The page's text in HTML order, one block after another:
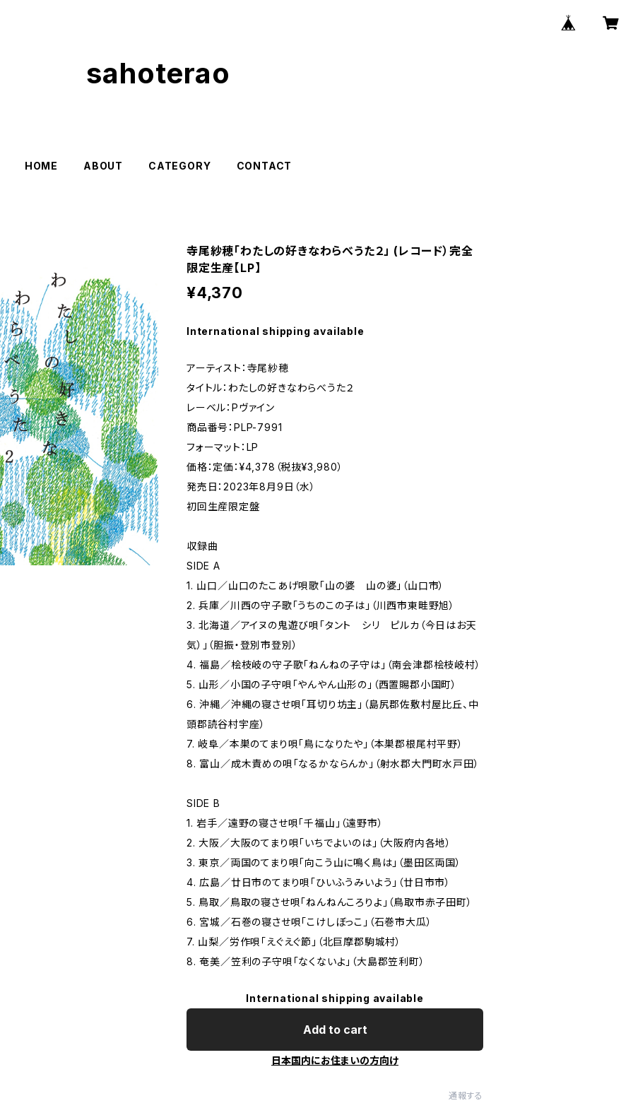
sahoterao
HOME ABOUT CATEGORY CONTACT
寺尾紗穂「わたしの好きなわらべうた２」 (レコード）完全
限定生産【LP】
¥4,370
International shipping available
アーティスト：寺尾紗穂
タイトル：わたしの好きなわらべうた２
レーベル：Pヴァイン
商品番号：PLP-7991
フォーマット：LP
価格：定価：¥4,378（税抜¥3,980）
発売日：2023年8月9日（水）
初回生産限定盤
収録曲
SIDE A
1. 山口／山口のたこあげ唄歌「山の婆 山の婆」（山口市）
2. 兵庫／川西の守子歌「うちのこの子は」（川西市東畦野旭）
3. 北海道／アイヌの鬼遊び唄「タント シリ ピルカ（今日はお天
気）」（胆振・登別市登別）
4. 福島／桧枝岐の守子歌「ねんねの子守は」（南会津郡桧枝岐村）
5. 山形／小国の子守唄「やんやん山形の」（西置賜郡小国町）
6. 沖縄／沖縄の寝させ唄「耳切り坊主」（島尻郡佐敷村屋比丘、中
頭郡読谷村宇座）
7. 岐阜／本巣のてまり唄「鳥になりたや」（本巣郡根尾村平野）
8. 富山／成木責めの唄「なるかならんか」（射水郡大門町水戸田）
SIDE B
1. 岩手／遠野の寝させ唄「千福山」（遠野市）
2. 大阪／大阪のてまり唄「いちでよいのは」（大阪府内各地）
3. 東京／両国のてまり唄「向こう山に鳴く鳥は」（墨田区両国）
4. 広島／廿日市のてまり唄「ひいふうみいよう」（廿日市市）
5. 鳥取／鳥取の寝させ唄「ねんねんころりよ」（鳥取市赤子田町）
6. 宮城／石巻の寝させ唄「こけしぼっこ」（石巻市大瓜）
7. 山梨／労作唄「えぐえぐ節」（北巨摩郡駒城村）
8. 奄美／笠利の子守唄「なくないよ」（大島郡笠利町）
International shipping available
Add to cart
日本国内にお住まいの方向け
通報する